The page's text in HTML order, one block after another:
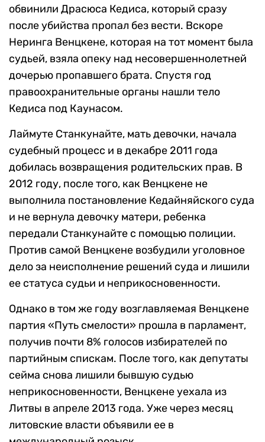
обвинили Драсюса Кедиса, который сразу
после убийства пропал без вести. Вскоре
Неринга Венцкене, которая на тот момент была
судьей, взяла опеку над несовершеннолетней
дочерью пропавшего брата. Спустя год
правоохранительные органы нашли тело
Кедиса под Каунасом.
Лаймуте Станкунайте, мать девочки, начала
судебный процесс и в декабре 2011 года
добилась возвращения родительских прав. В
2012 году, после того, как Венцкене не
выполнила постановление Кедайняйского суда
и не вернула девочку матери, ребенка
передали Станкунайте с помощью полиции.
Против самой Венцкене возбудили уголовное
дело за неисполнение решений суда и лишили
ее статуса судьи и неприкосновенности.
Однако в том же году возглавляемая Венцкене
партия «Путь смелости» прошла в парламент,
получив почти 8% голосов избирателей по
партийным спискам. После того, как депутаты
сейма снова лишили бывшую судью
неприкосновенности, Венцкене уехала из
Литвы в апреле 2013 года. Уже через месяц
литовские власти объявили ее в